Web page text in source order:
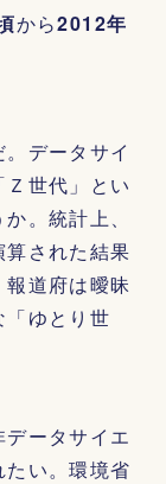
から2012年
データサイ
世代」とい
。統計上、
された結果
道府は曖昧
ゆとり世
ータサイエ
い。環境省